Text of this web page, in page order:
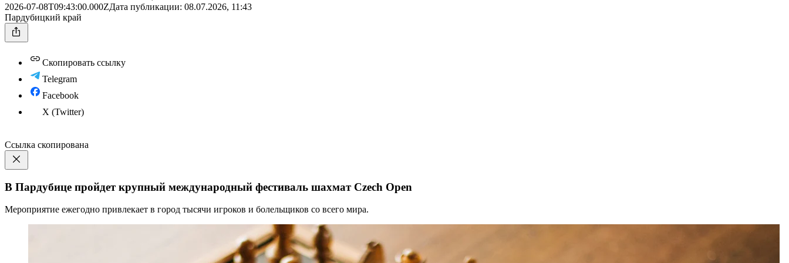
2026-07-08T09:43:00.000ZДата публикации: 08.07.2026, 11:43
Пардубицкий край
Скопировать ссылку
Telegram
Facebook
X (Twitter)
Ссылка скопирована
В Пардубице пройдет крупный международный фестиваль шахмат Czech Open
Мероприятие ежегодно привлекает в город тысячи игроков и болельщиков со всего мира.